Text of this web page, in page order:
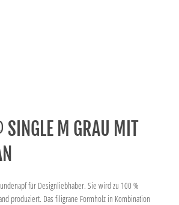
SINGLE M GRAU MIT
für Designliebhaber. Sie wird zu 100 %
produziert. Das filigrane Formholz in Kombination